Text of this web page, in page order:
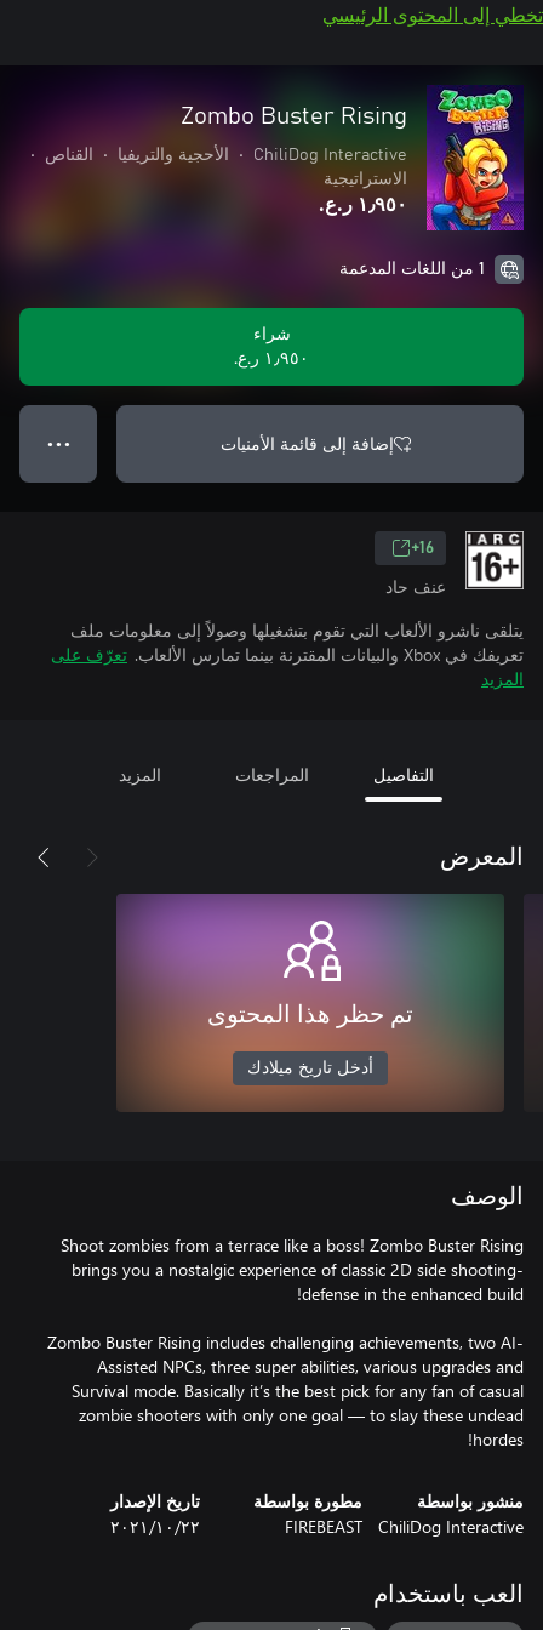
تخطي إلى المحتوى الرئيسي
Zombo Buster Rising
ChiliDog Interactive
• الأحجية والتريفيا • القناص
•
الاستراتيجية
١٫٩٥٠ ر.ع.‏
1 من اللغات المدعمة
شراء
١٫٩٥٠ ر.ع.‏
إضافة إلى قائمة الأمنيات ● ● ●
16+
عنف حاد
يتلقى ناشرو الألعاب التي تقوم بتشغيلها وصولاً إلى معلومات ملف
تعريفك في Xbox والبيانات المقترنة بينما تمارس الألعاب.
تعرّف على
المزيد
التفاصيل المراجعات المزيد
المعرض
تم حظر هذا المحتوى
أدخل تاريخ ميلادك
الوصف
Shoot zombies from a terrace like a boss! Zombo Buster Rising
brings you a nostalgic experience of classic 2D side shooting-
Zombo Buster Rising includes challenging achievements, two AI-
Assisted NPCs, three super abilities, various upgrades and
Survival mode. Basically it’s the best pick for any fan of casual
zombie shooters with only one goal — to slay these undead
hordes!
منشور بواسطة
ChiliDog Interactive
مطورة بواسطة
FIREBEAST
تاريخ الإصدار
٢٢‏/١٠‏/٢٠٢١
العب باستخدام